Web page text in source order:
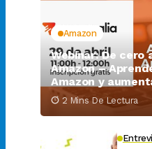
Amazon
Webinar: De cero
Amazon –
Amazon y
2 Mins De Lectura